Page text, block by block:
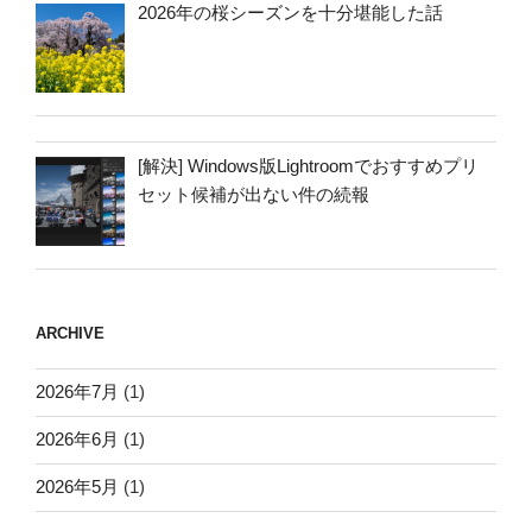
2026年の桜シーズンを十分堪能した話
[解決] Windows版Lightroomでおすすめプリ
セット候補が出ない件の続報
ARCHIVE
2026年7月 (1)
2026年6月 (1)
2026年5月 (1)